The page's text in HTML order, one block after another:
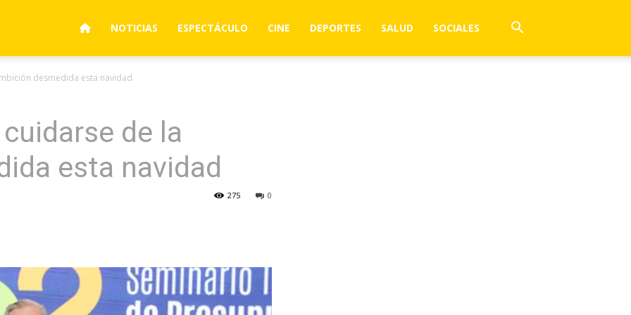
NOTICIAS ESPECTÁCULO CINE DEPORTES SALUD SOCIALES
desmedida esta navidad
de la
esta navidad
0
275